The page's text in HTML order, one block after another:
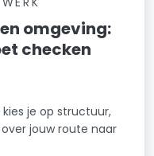
omgeving:
checken
je op structuur,
jouw route naar